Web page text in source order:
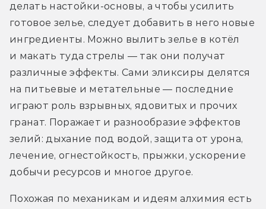
делать настойки-основы, а чтобы усилить
готовое зелье, следует добавить в него новые
ингредиенты. Можно вылить зелье в котёл
и макать туда стрелы — так они получат
различные эффекты. Сами эликсиры делятся
на питьевые и метательные — последние
играют роль взрывных, ядовитых и прочих
гранат. Поражает и разнообразие эффектов
зелий: дыхание под водой, защита от урона,
лечение, огнестойкость, прыжки, ускорение
добычи ресурсов и многое другое.
Похожая по механикам и идеям алхимия есть